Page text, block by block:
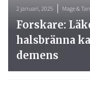
2 januari, 2025 Mage &
Forskare:
halsbränna
demens